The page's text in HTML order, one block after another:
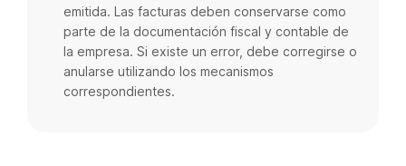
emitida. Las facturas deben conservarse como
parte de la documentación fiscal y contable de
la empresa. Si existe un error, debe corregirse o
anularse utilizando los mecanismos
correspondientes.